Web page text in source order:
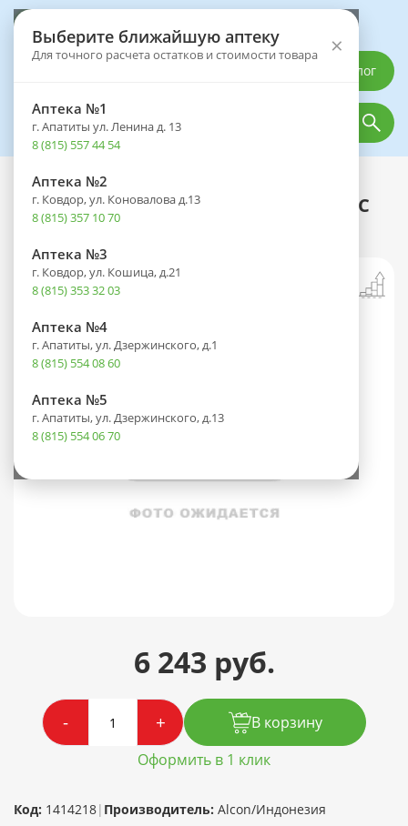
Выберите ближайшую аптеку
Для точного расчета остатков и стоимости товара ×
Аптека №1
г. Апатиты ул. Ленина д. 13
8 (815) 557 44 54
Аптека №2
г. Ковдор, ул. Коновалова д.13
8 (815) 357 10 70
Аптека №3
г. Ковдор, ул. Кошица, д.21
8 (815) 353 32 03
Аптека №4
г. Апатиты, ул. Дзержинского, д.1
8 (815) 554 08 60
Аптека №5
г. Апатиты, ул. Дзержинского, д.13
8 (815) 554 06 70
Каталог
Каталог Оптика
Линзы PRECISION1 (1 день) Dia 14.2 BC
8.3 контактные корриг. (-5,25) №90
6 243 руб.
- +
В корзину
Оформить в 1 клик
Код: 1414218| Производитель: Alcon/Индонезия